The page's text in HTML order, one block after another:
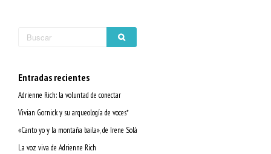
Entradas recientes
Adrienne Rich: la voluntad de conectar
Vivian Gornick y su arqueología de voces*
«Canto yo y la montaña baila», de Irene Solà
La voz viva de Adrienne Rich